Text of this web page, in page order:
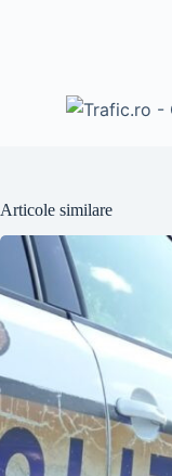
Articole similare